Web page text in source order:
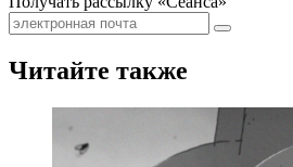
Читайте также